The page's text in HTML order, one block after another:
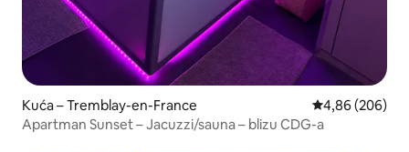
Kuća – Tremblay-en-France Prosječna
4,86 (206)
Apartman Sunset – Jacuzzi/sauna – blizu CDG-a